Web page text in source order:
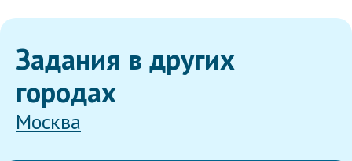
Задания в других
городах
Москва